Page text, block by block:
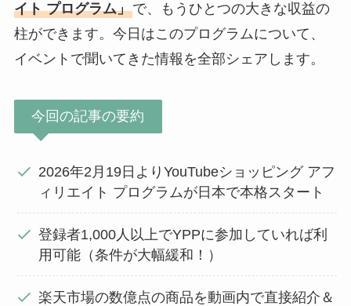
イト プログラム」で、もうひとつの大きな収益の
柱ができます。今日はこのプログラムについて、
イベントで聞いてきた情報を全部シェアします。
今回の記事の要約
2026年2月19日よりYouTubeショッピング アフ
ィリエイト プログラムが日本で本格スタート
登録者1,000人以上でYPPに参加していれば利
用可能（条件が大幅緩和！）
楽天市場の数億点の商品を動画内で直接紹介＆